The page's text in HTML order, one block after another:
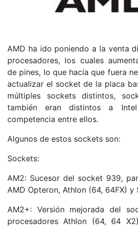
AMD ha ido poniendo a la venta
procesadores, los cuales
de pines, lo que hacía que fuera
actualizar el socket de la placa
múltiples sockets distintos,
también eran distintos a
competencia entre ellos.
Algunos de estos sockets son:
Sockets:
AM2: Sucesor del socket 939,
AMD Opteron, Athlon (64, 64FX) y
AM2+: Versión mejorada del
procesadores Athlon (64, 64